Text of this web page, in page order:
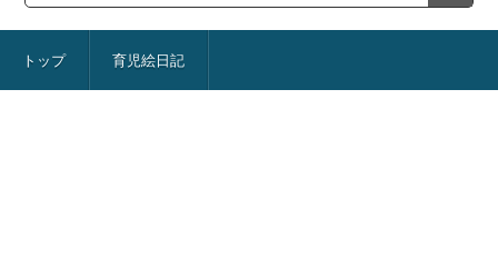
トップ 育児絵日記